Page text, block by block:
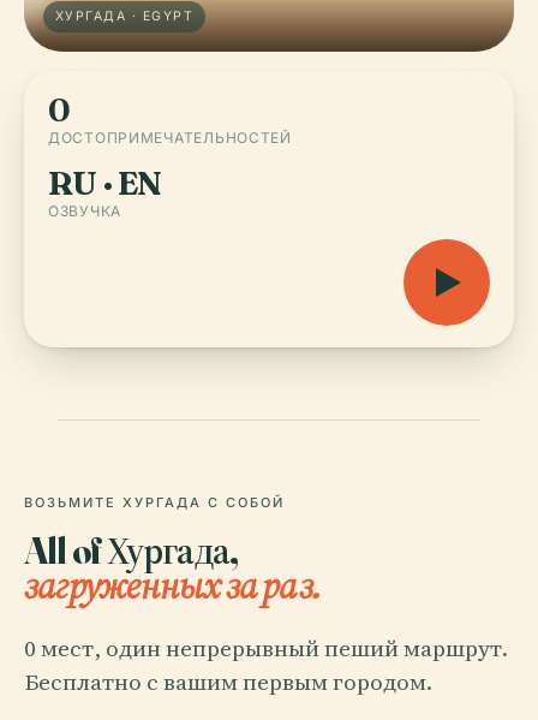
ХУРГАДА · EGYPT
0
ДОСТОПРИМЕЧАТЕЛЬНОСТЕЙ
RU · EN
ОЗВУЧКА
ВОЗЬМИТЕ ХУРГАДА С СОБОЙ
All of Хургада,
загруженных за раз.
0 мест, один непрерывный пеший маршрут.
Бесплатно с вашим первым городом.